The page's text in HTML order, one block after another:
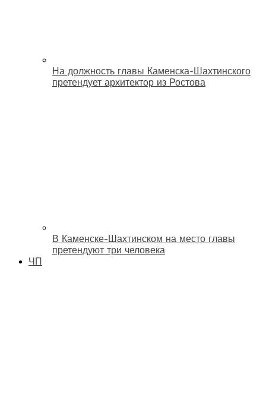
На должность главы Каменска-Шахтинского
претендует архитектор из Ростова
В Каменске-Шахтинском на место главы
претендуют три человека
ЧП